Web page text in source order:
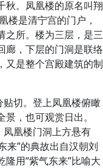
秋。凤凰楼的原名叫翔
楼是清宁宫的门户，
之所。楼为三层，是三
廊，下层的门洞是联络
又是整个宫殿建筑的制
贴切。登上凤凰楼俯瞰
，也可观赏日出。
凤凰楼门洞上方悬有
来”的典故出自汉朝刘
用“紫气东来”比喻大